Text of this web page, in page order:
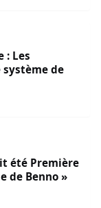
: Les
système de
été Première
de Benno »